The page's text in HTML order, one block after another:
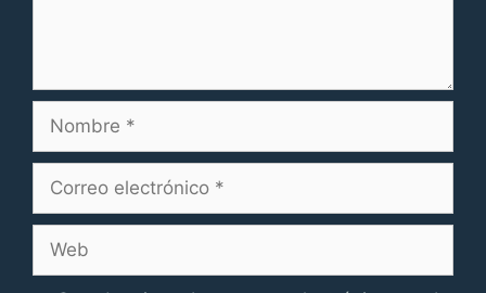
electrónico